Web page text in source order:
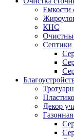
Емкости
КНС
Септики
Декор